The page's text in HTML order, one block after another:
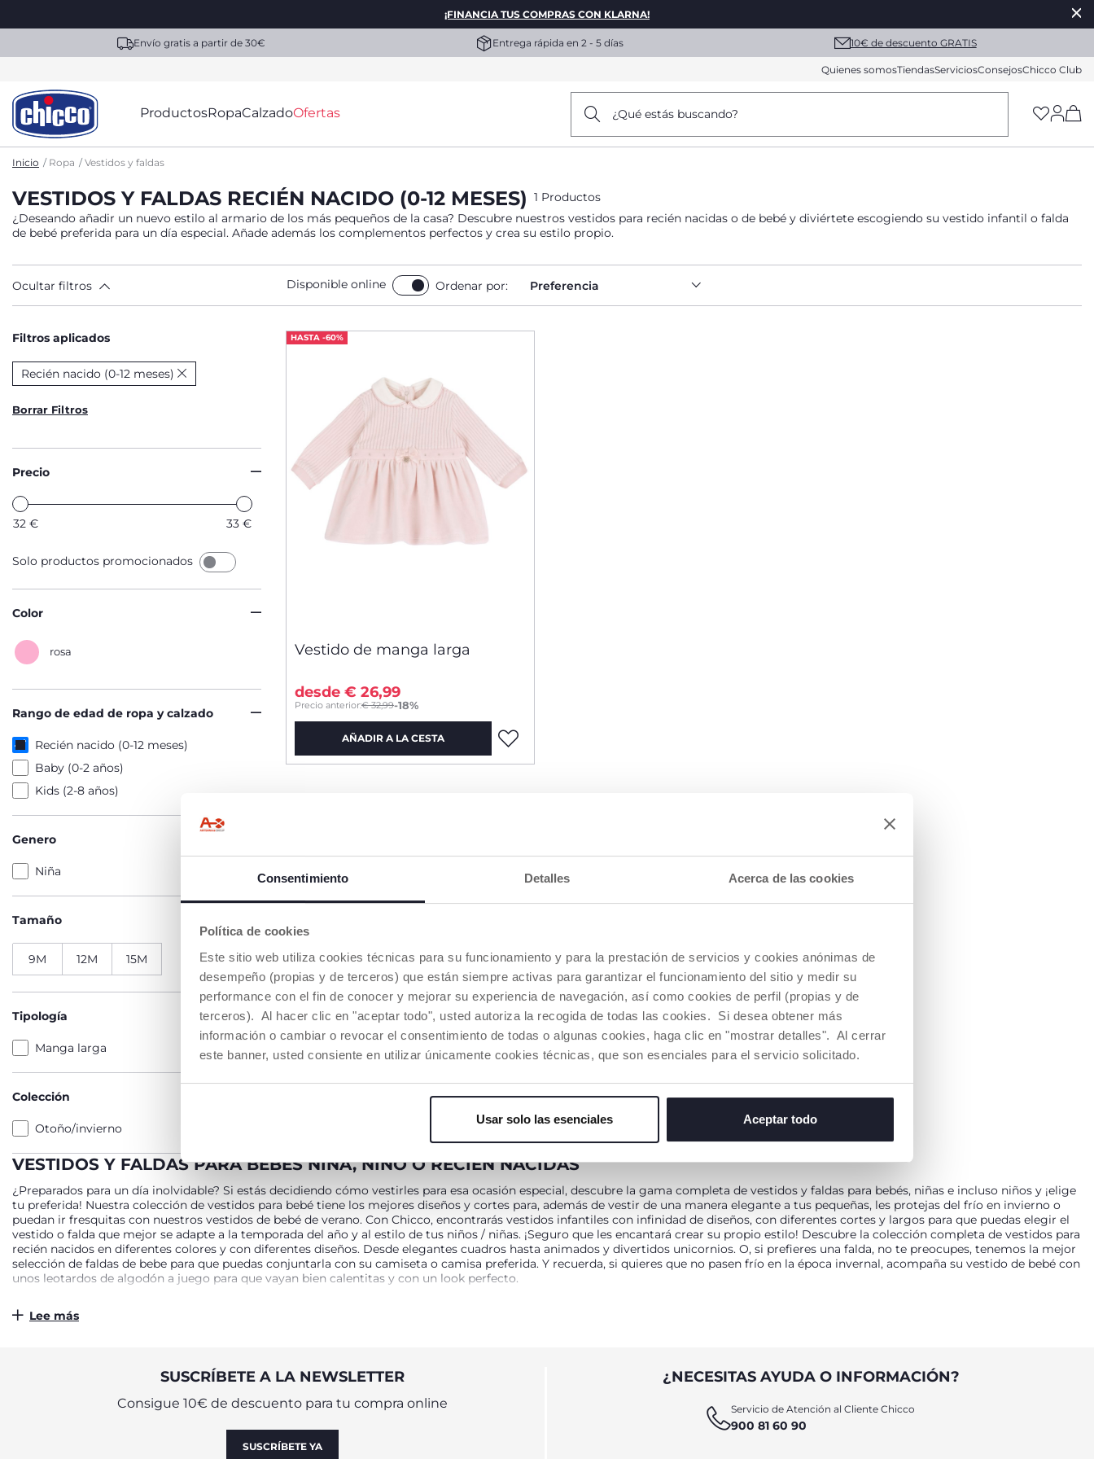
Consentimiento Detalles Acerca de las cookies
Política de cookies
Este sitio web utiliza cookies técnicas para su funcionamiento y para la prestación de servicios y cookies anónimas de
desempeño (propias y de terceros) que están siempre activas para garantizar el funcionamiento del sitio y medir su
performance con el fin de conocer y mejorar su experiencia de navegación, así como cookies de perfil (propias y de
terceros). Al hacer clic en "aceptar todo", usted autoriza la recogida de todas las cookies. Si desea obtener más
información o cambiar o revocar el consentimiento de todas o algunas cookies, haga clic en "mostrar detalles". Al cerrar
este banner, usted consiente en utilizar únicamente cookies técnicas, que son esenciales para el servicio solicitado.
Usar solo las esenciales Aceptar todo
¡FINANCIA TUS COMPRAS CON KLARNA!
Envío gratis a partir de 30€ Entrega rápida en 2 - 5 días 10€ de descuento GRATIS
Quienes somosTiendasServiciosConsejosChicco Club
ProductosRopaCalzadoOfertas ¿Qué estás buscando?
Inicio Ropa Vestidos y faldas
VESTIDOS Y FALDAS RECIÉN NACIDO (0-12 MESES) 1 Productos
¿Deseando añadir un nuevo estilo al armario de los más pequeños de la casa? Descubre nuestros vestidos para recién nacidas o de bebé y diviértete escogiendo su vestido infantil o falda
de bebé preferida para un día especial. Añade además los complementos perfectos y crea su estilo propio.
Ocultar filtros Disponible online Ordenar por: Preferencia
Filtros aplicados
Recién nacido (0-12 meses)
Borrar Filtros
Precio
32 € 33 €
Solo productos promocionados
Color
rosa
Rango de edad de ropa y calzado
Recién nacido (0-12 meses)
Baby (0-2 años)
Kids (2-8 años)
Genero
Niña
Tamaño
9M 12M 15M
Tipología
Manga larga
Colección
Otoño/invierno
HASTA -60%
Vestido de manga larga
Precio anterior:€ 32,99-18%
desde € 26,99
AÑADIR A LA CESTA
VESTIDOS Y FALDAS PARA BEBÉS NIÑA, NIÑO O RECIÉN NACIDAS
¿Preparados para un día inolvidable? Si estás decidiendo cómo vestirles para esa ocasión especial, descubre la gama completa de vestidos y faldas para bebés, niñas e incluso niños y ¡elige
tu preferida! Nuestra colección de vestidos para bebé tiene los mejores diseños y cortes para, además de vestir de una manera elegante a tus pequeñas, les protejas del frío en invierno o
puedan ir fresquitas con nuestros vestidos de bebé de verano. Con Chicco, encontrarás vestidos infantiles con infinidad de diseños, con diferentes cortes y largos para que puedas elegir el
vestido o falda que mejor se adapte a la temporada del año y al estilo de tus niños / niñas. ¡Seguro que les encantará crear su propio estilo! Descubre la colección completa de vestidos para
recién nacidos en diferentes colores y con diferentes diseños. Desde elegantes cuadros hasta animados y divertidos unicornios. O, si prefieres una falda, no te preocupes, tenemos la mejor
selección de faldas de bebe para que puedas conjuntarla con su camiseta o camisa preferida. Y recuerda, si quieres que no pasen frío en la época invernal, acompaña su vestido de bebé con
unos leotardos de algodón a juego para que vayan bien calentitas y con un look perfecto.
FALDAS Y VESTIDOS PARA BEBÉ CÓMODOS Y PRÁCTICOS
espalda con botones a presión, vestidos para bebés con cinturas de elástico regulable y cierres con botones a un lado. ¡Vestirles será muy fácil y rápido! Nuestra gama de vestidos y faldas
para bebés, recién nacidas y niñas o niños incluye desde vestidos para recién nacidos de colores neutros, cuadros, estampados de rosas y lacitos para un estilo más elegante, hasta faldas
para bebés con graciosos estampados de dálmatas y ositos. Y diferentes estilos y cortes cómo cuello redondo, corte evasé, cuello desmontable. Además, encontrarás opciones para todas
las estaciones, con vestidos de verano para niñas, pero también vestidos de bebé para invierno. Elige tu preferido para que los más pequeños vayan vestidos a la última moda con los
vestidos de Chicco para bebés, pero siempre cómodos en cada época del año, ya sea para verano e invierno como una cita familiar en navidad.
Lee más
SUSCRÍBETE A LA NEWSLETTER
Consigue 10€ de descuento para tu compra online
SUSCRÍBETE YA
¿NECESITAS AYUDA O INFORMACIÓN?
Servicio de Atención al Cliente Chicco
900 81 60 90